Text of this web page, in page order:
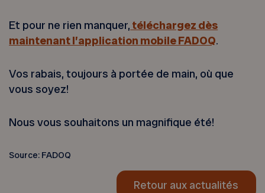
Et pour ne rien manquer, téléchargez dès
maintenant l’application mobile FADOQ.
Vos rabais, toujours à portée de main, où que
vous soyez!
Nous vous souhaitons un magnifique été!
Source: FADOQ
Retour aux actualités